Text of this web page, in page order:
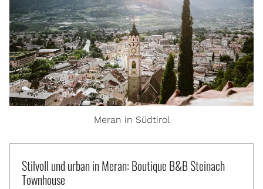
Meran in Südtirol
Stilvoll und urban in Meran: Boutique B&B Steinach
Townhouse